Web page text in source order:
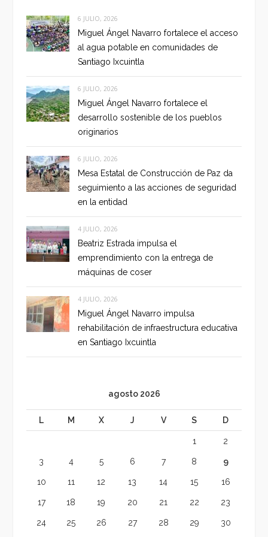
6 JULIO, 2026
Miguel Ángel Navarro fortalece el acceso
al agua potable en comunidades de
Santiago Ixcuintla
6 JULIO, 2026
Miguel Ángel Navarro fortalece el
desarrollo sostenible de los pueblos
originarios
6 JULIO, 2026
Mesa Estatal de Construcción de Paz da
seguimiento a las acciones de seguridad
en la entidad
4 JULIO, 2026
Beatriz Estrada impulsa el
emprendimiento con la entrega de
máquinas de coser
4 JULIO, 2026
Miguel Ángel Navarro impulsa
rehabilitación de infraestructura educativa
en Santiago Ixcuintla
agosto 2026
L M X J V S D
1 2
3 4 5 6 7 8 9
10 11 12 13 14 15 16
17 18 19 20 21 22 23
24 25 26 27 28 29 30